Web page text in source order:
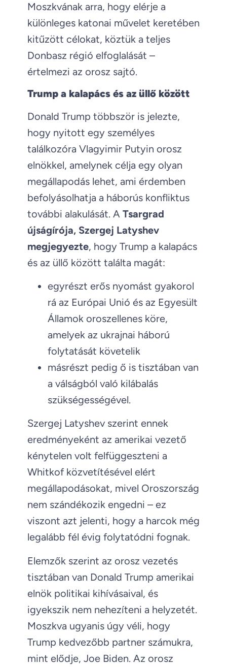
Moszkvának arra, hogy elérje a
különleges katonai művelet keretében
kitűzött célokat, köztük a teljes
Donbasz régió elfoglalását –
értelmezi az orosz sajtó.
Trump a kalapács és az üllő között
Donald Trump többször is jelezte,
hogy nyitott egy személyes
találkozóra Vlagyimir Putyin orosz
elnökkel, amelynek célja egy olyan
megállapodás lehet, ami érdemben
befolyásolhatja a háborús konfliktus
további alakulását. A Tsargrad
újságírója, Szergej Latyshev
megjegyezte, hogy Trump a kalapács
és az üllő között találta magát:
egyrészt erős nyomást gyakorol
rá az Európai Unió és az Egyesült
Államok oroszellenes köre,
amelyek az ukrajnai háború
folytatását követelik
másrészt pedig ő is tisztában van
a válságból való kilábalás
szükségességével.
Szergej Latyshev szerint ennek
eredményeként az amerikai vezető
kénytelen volt felfüggeszteni a
Whitkof közvetítésével elért
megállapodásokat, mivel Oroszország
nem szándékozik engedni – ez
viszont azt jelenti, hogy a harcok még
legalább fél évig folytatódni fognak.
Elemzők szerint az orosz vezetés
tisztában van Donald Trump amerikai
elnök politikai kihívásaival, és
igyekszik nem nehezíteni a helyzetét.
Moszkva ugyanis úgy véli, hogy
Trump kedvezőbb partner számukra,
mint elődje, Joe Biden. Az orosz